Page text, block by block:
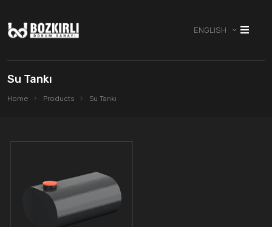
ENGLISH
Su Tankı
Home Products Su Tankı